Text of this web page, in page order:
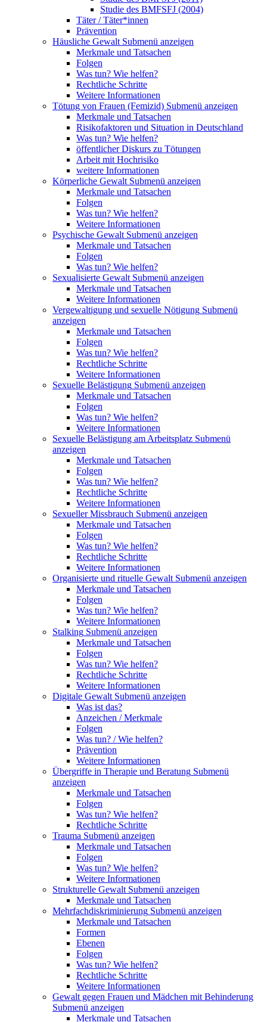
Studie des BMFSFJ (2004)
Täter / Täter*innen
Prävention
Häusliche Gewalt Submenü anzeigen
Merkmale und Tatsachen
Folgen
Was tun? Wie helfen?
Rechtliche Schritte
Weitere Informationen
Tötung von Frauen (Femizid) Submenü anzeigen
Merkmale und Tatsachen
Risikofaktoren und Situation in Deutschland
Was tun? Wie helfen?
öffentlicher Diskurs zu Tötungen
Arbeit mit Hochrisiko
weitere Informationen
Körperliche Gewalt Submenü anzeigen
Merkmale und Tatsachen
Folgen
Was tun? Wie helfen?
Weitere Informationen
Psychische Gewalt Submenü anzeigen
Merkmale und Tatsachen
Folgen
Was tun? Wie helfen?
Sexualisierte Gewalt Submenü anzeigen
Merkmale und Tatsachen
Weitere Informationen
Vergewaltigung und sexuelle Nötigung Submenü
anzeigen
Merkmale und Tatsachen
Folgen
Was tun? Wie helfen?
Rechtliche Schritte
Weitere Informationen
Sexuelle Belästigung Submenü anzeigen
Merkmale und Tatsachen
Folgen
Was tun? Wie helfen?
Weitere Informationen
Sexuelle Belästigung am Arbeitsplatz Submenü
anzeigen
Merkmale und Tatsachen
Folgen
Was tun? Wie helfen?
Rechtliche Schritte
Weitere Informationen
Sexueller Missbrauch Submenü anzeigen
Merkmale und Tatsachen
Folgen
Was tun? Wie helfen?
Rechtliche Schritte
Weitere Informationen
Organisierte und rituelle Gewalt Submenü anzeigen
Merkmale und Tatsachen
Folgen
Was tun? Wie helfen?
Weitere Informationen
Stalking Submenü anzeigen
Merkmale und Tatsachen
Folgen
Was tun? Wie helfen?
Rechtliche Schritte
Weitere Informationen
Digitale Gewalt Submenü anzeigen
Was ist das?
Anzeichen / Merkmale
Folgen
Was tun? / Wie helfen?
Prävention
Weitere Informationen
Übergriffe in Therapie und Beratung Submenü
anzeigen
Merkmale und Tatsachen
Folgen
Was tun? Wie helfen?
Rechtliche Schritte
Trauma Submenü anzeigen
Merkmale und Tatsachen
Folgen
Was tun? Wie helfen?
Weitere Informationen
Strukturelle Gewalt Submenü anzeigen
Merkmale und Tatsachen
Mehrfachdiskriminierung Submenü anzeigen
Merkmale und Tatsachen
Formen
Ebenen
Folgen
Was tun? Wie helfen?
Rechtliche Schritte
Weitere Informationen
Gewalt gegen Frauen und Mädchen mit Behinderung
Submenü anzeigen
Merkmale und Tatsachen